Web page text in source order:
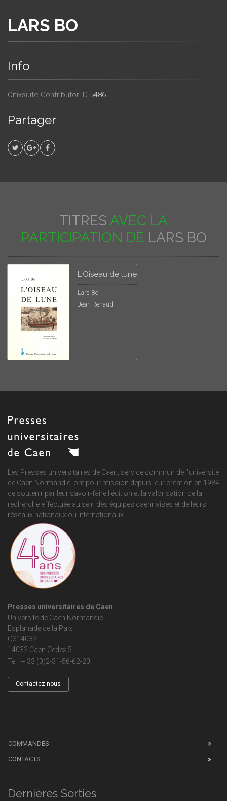
LARS BO
Info
Onixsuite Contributor ID 5486
Partager
TITRES AVEC LA
PARTICIPATION DE LARS BO
L'Oiseau de lune
Lars Bo
Jean Renaud
Les Presses universitaires de Caen, service commun de l'université
de Caen Normandie, ont pour mission depuis leur création en 1984
de soutenir par leur savoir-faire l'édition et la valorisation de la
recherche effectuée au sein des équipes caennaises et de leurs
réseaux nationaux ou internationaux.
Presses universitaires de Caen
Université de Caen Normandie
Esplanade de la Paix
CS14032
14032 Caen Cedex 5
Tel : + 33 (0)2-31-56-62-20
Contactez-nous
COMMANDES
CONTACTS
Dernières Sorties